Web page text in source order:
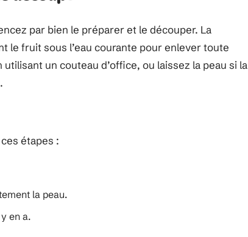
par bien le préparer et le découper. La
le fruit sous l’eau courante pour enlever toute
un couteau d’office, ou laissez la peau si la
étapes :
la peau.
en a.